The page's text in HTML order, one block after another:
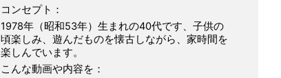
コンセプト：
1978年（昭和53年）生まれの40代です、子供の
頃楽しみ、遊んだものを懐古しながら、家時間を
楽しんでいます。
こんな動画や内容を：